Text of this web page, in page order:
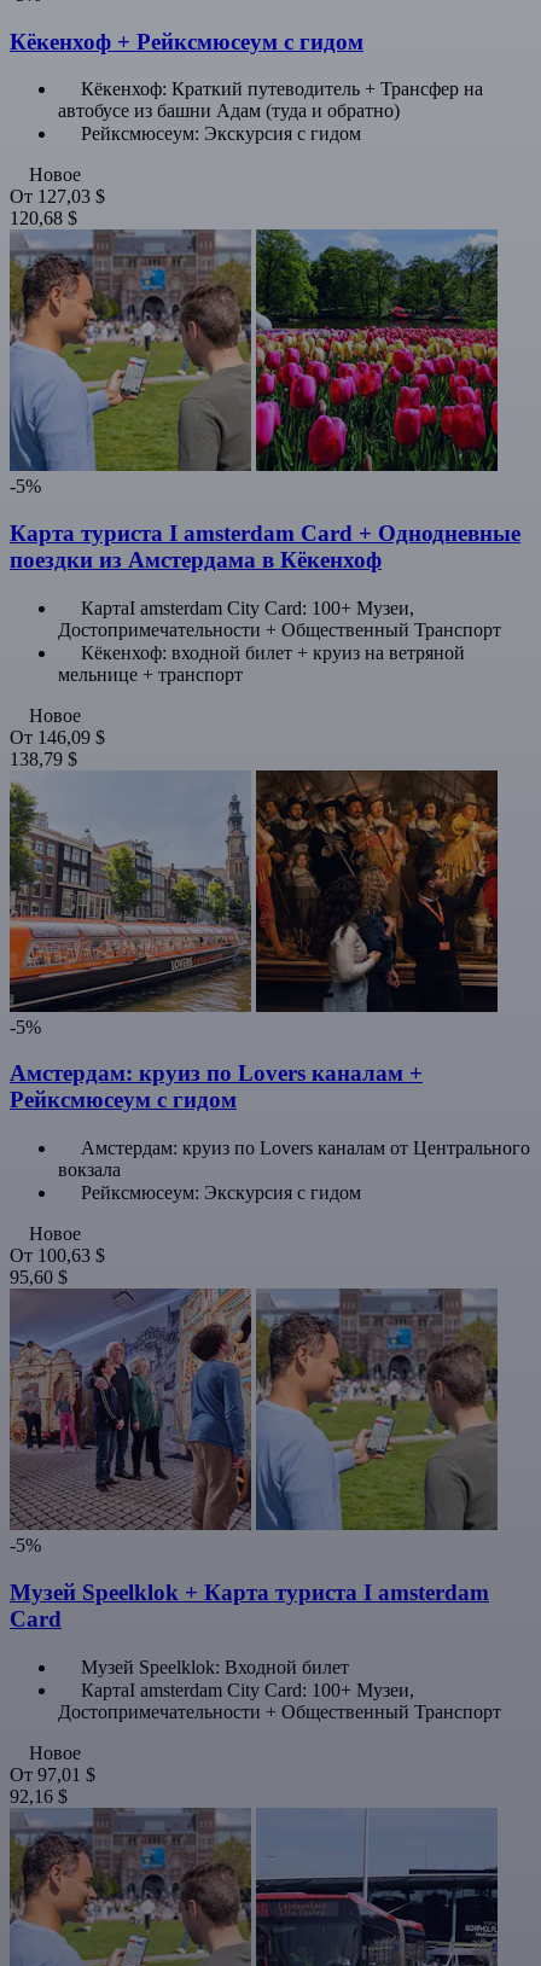
Кёкенхоф + Рейксмюсеум с гидом
Кёкенхоф: Краткий путеводитель + Трансфер на
автобусе из башни Адам (туда и обратно)
Рейксмюсеум: Экскурсия с гидом
Новое
От 127,03 $
120,68 $
-5%
Карта туриста I amsterdam Card + Однодневные
поездки из Амстердама в Кёкенхоф
КартаI amsterdam City Card: 100+ Музеи,
Достопримечательности + Общественный Транспорт
Кёкенхоф: входной билет + круиз на ветряной
мельнице + транспорт
Новое
От 146,09 $
138,79 $
-5%
Амстердам: круиз по Lovers каналам +
Рейксмюсеум с гидом
Амстердам: круиз по Lovers каналам от Центрального
вокзала
Рейксмюсеум: Экскурсия с гидом
Новое
От 100,63 $
95,60 $
-5%
Музей Speelklok + Карта туриста I amsterdam
Card
Музей Speelklok: Входной билет
КартаI amsterdam City Card: 100+ Музеи,
Достопримечательности + Общественный Транспорт
Новое
От 97,01 $
92,16 $